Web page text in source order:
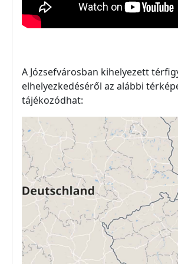
A Józsefvárosban kihelyezett
elhelyezkedéséről az alábbi
tájékozódhat: